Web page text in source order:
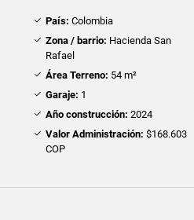
País: Colombia
Zona / barrio: Hacienda San
Rafael
Área Terreno: 54 m²
Garaje: 1
Año construcción: 2024
Valor Administración: $168.603
COP